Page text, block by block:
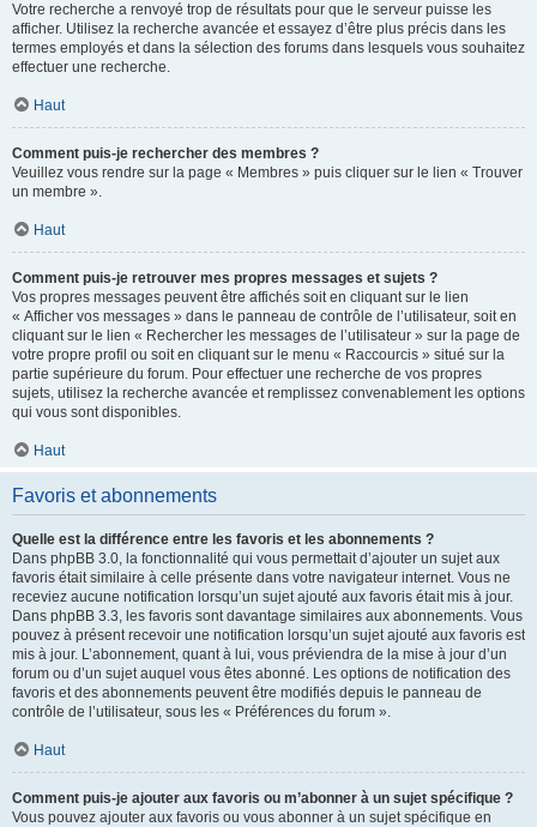
Votre recherche a renvoyé trop de résultats pour que le serveur puisse les
afficher. Utilisez la recherche avancée et essayez d’être plus précis dans les
termes employés et dans la sélection des forums dans lesquels vous souhaitez
effectuer une recherche.
Haut
Comment puis-je rechercher des membres ?
Veuillez vous rendre sur la page « Membres » puis cliquer sur le lien « Trouver
un membre ».
Haut
Comment puis-je retrouver mes propres messages et sujets ?
Vos propres messages peuvent être affichés soit en cliquant sur le lien
« Afficher vos messages » dans le panneau de contrôle de l’utilisateur, soit en
cliquant sur le lien « Rechercher les messages de l’utilisateur » sur la page de
votre propre profil ou soit en cliquant sur le menu « Raccourcis » situé sur la
partie supérieure du forum. Pour effectuer une recherche de vos propres
sujets, utilisez la recherche avancée et remplissez convenablement les options
qui vous sont disponibles.
Haut
Favoris et abonnements
Quelle est la différence entre les favoris et les abonnements ?
Dans phpBB 3.0, la fonctionnalité qui vous permettait d’ajouter un sujet aux
favoris était similaire à celle présente dans votre navigateur internet. Vous ne
receviez aucune notification lorsqu’un sujet ajouté aux favoris était mis à jour.
Dans phpBB 3.3, les favoris sont davantage similaires aux abonnements. Vous
pouvez à présent recevoir une notification lorsqu’un sujet ajouté aux favoris est
mis à jour. L’abonnement, quant à lui, vous préviendra de la mise à jour d’un
forum ou d’un sujet auquel vous êtes abonné. Les options de notification des
favoris et des abonnements peuvent être modifiés depuis le panneau de
contrôle de l’utilisateur, sous les « Préférences du forum ».
Haut
Comment puis-je ajouter aux favoris ou m’abonner à un sujet spécifique ?
Vous pouvez ajouter aux favoris ou vous abonner à un sujet spécifique en